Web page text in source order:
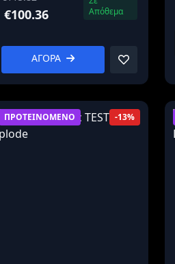
€100.36
Απόθεμα
ΑΓΟΡΑ
ΠΡΟΤΕΙΝΟΜΕΝΟ -13%